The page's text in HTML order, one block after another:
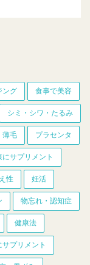
ング 食事で美容
シミ・シワ・たるみ
薄毛 プラセンタ
にサプリメント
性 妊活
物忘れ・認知症
健康法
サプリメント